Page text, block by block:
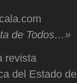
de Todos…»
revista
del Estado de